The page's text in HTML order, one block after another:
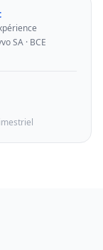
SA · BCE